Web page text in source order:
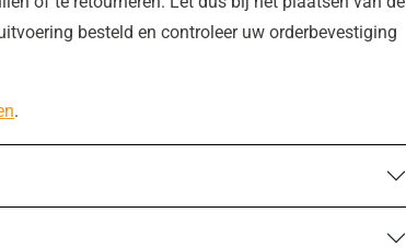
besteld en controleer uw orderbevestiging
.